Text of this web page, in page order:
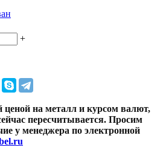
+
ценой на металл и курсом валют,
пересчитывается. Просим
у менеджера по электронной